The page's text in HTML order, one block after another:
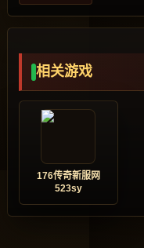
相关游戏
176传奇新服网
523sy